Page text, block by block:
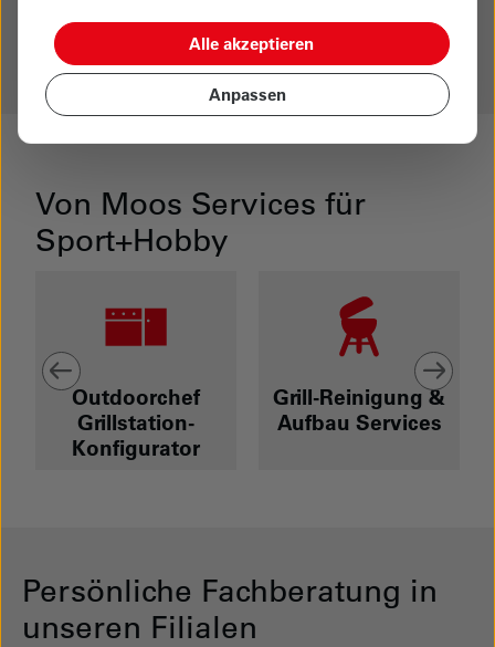
Mehr erfahren
Von Moos Services für
Sport+Hobby
Outdoorchef
Grillstation-
Konfigurator
Grill-Reinigung &
Aufbau Services
Persönliche Fachberatung in
unseren Filialen
Anpassen
Alle akzeptieren